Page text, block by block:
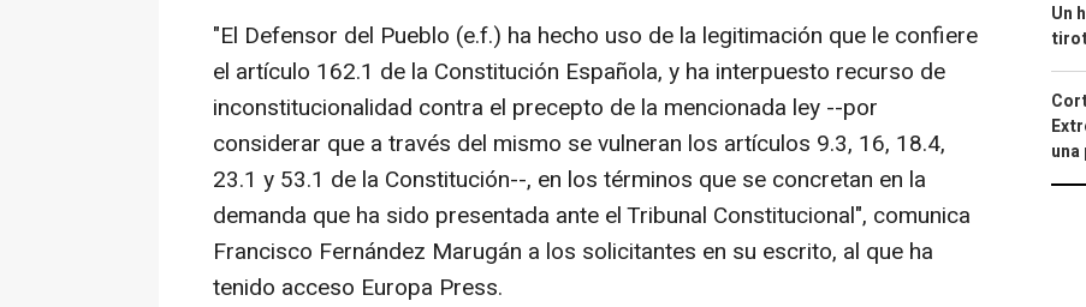
"El Defensor del Pueblo (e.f.) ha hecho uso de la legitimación que le confiere
el artículo 162.1 de la Constitución Española, y ha interpuesto recurso de
inconstitucionalidad contra el precepto de la mencionada ley --por
considerar que a través del mismo se vulneran los artículos 9.3, 16, 18.4,
23.1 y 53.1 de la Constitución--, en los términos que se concretan en la
demanda que ha sido presentada ante el Tribunal Constitucional", comunica
Francisco Fernández Marugán a los solicitantes en su escrito, al que ha
tenido acceso Europa Press.
Un
una